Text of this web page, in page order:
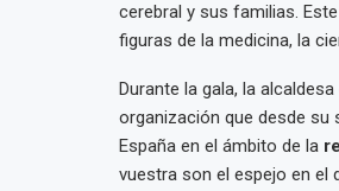
cerebral y sus familias.
figuras de la medicina, la
Durante la gala, la
organización que desde su
España en el ámbito de la
vuestra son el espejo en el